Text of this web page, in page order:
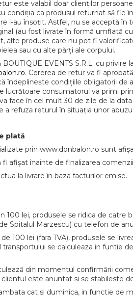
este valabil doar clienților
condiția ca produsul returnat să fie
l-au însoțit. Astfel, nu se acceptă
(au fost livrate în formă umflată
alte produse care nu pot fi
sau cu alte părți ale corpului.
EVENTS S.R.L. cu
. Cererea de retur va fi
îndeplinește condițiile obligatorii de
lucrătoare consumatorul va primi
face în cel mult 30 de zile de la
a refuza returul în situația unor
plată
prin www.donbalon.ro sunt
afișat înainte de finalizarea
la livrare în baza facturilor emise.
100 lei, produsele se ridica de catre
Spitalul Marzescu) cu telefon de
100 lei (fara TVA), produsele se
se calculeaza in funtie
din momentul confirmării
este anuntat si se stabileste
cat si duminica, in functie de